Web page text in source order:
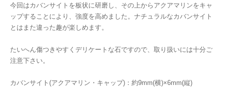
今回はカバンサイトを板状に研磨し、その上からアクアマリンをキャ
ップすることにより、強度を高めました。ナチュラルなカバンサイト
とはまた違った趣が楽しめます。
たいへん傷つきやすくデリケートな石ですので、取り扱いには十分ご
注意下さい。
カバンサイト(アクアマリン・キャップ)：約9mm(横)×6mm(縦)